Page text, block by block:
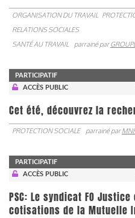
ORGANISATION DU TRAVAIL
RELATIONS SOCIALES
SANTÉ AU TRAVAIL
parrainé par
PARTICIPATIF
ACCÈS PUBLIC
Cet été, découvrez la
PROTECTION SOCIALE parrainé par
PARTICIPATIF
ACCÈS PUBLIC
PSC: Le syndicat FO
cotisations de la Mutuelle